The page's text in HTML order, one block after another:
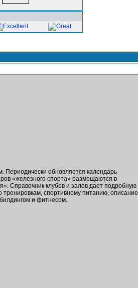
Периодически обновляется календарь
«железного спорта» размещаются в
Справочник клубов и залов дает подробную
спортивному питанию, описание
и фитнесом.